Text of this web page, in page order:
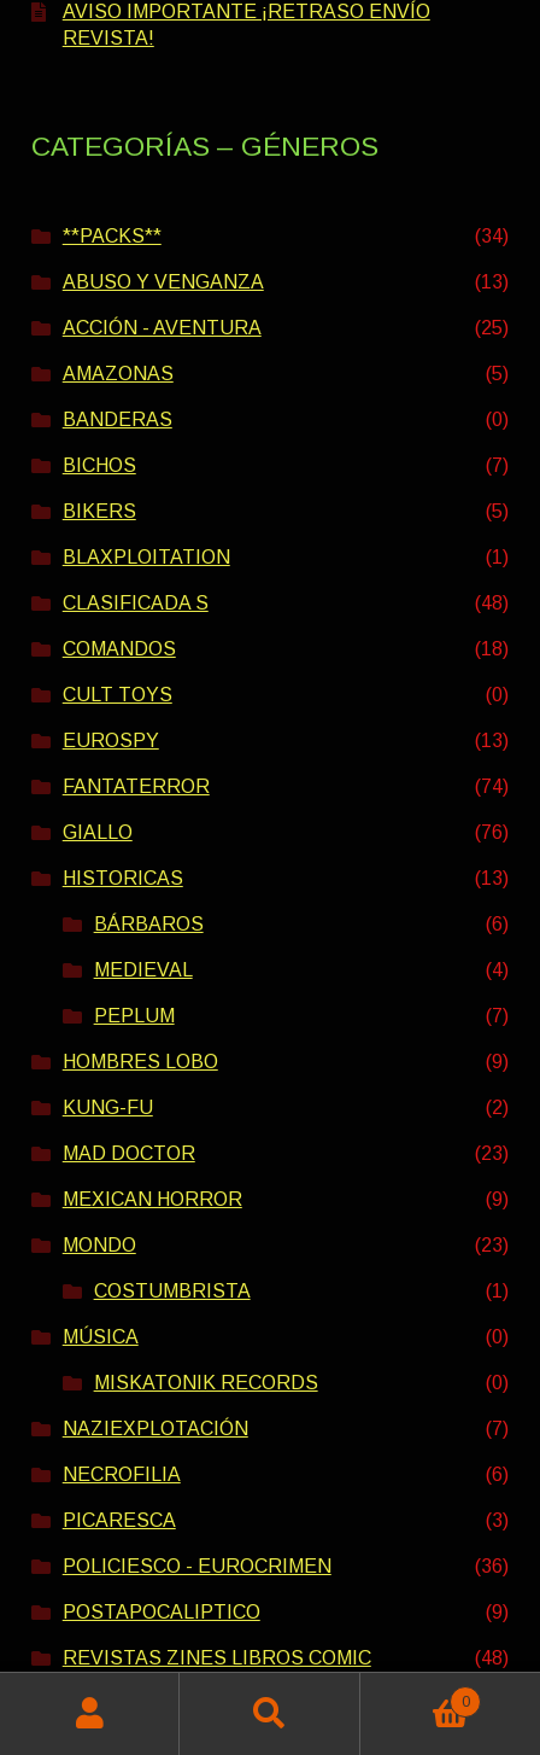
AVISO IMPORTANTE ¡RETRASO ENVÍO
REVISTA!
CATEGORÍAS – GÉNEROS
**PACKS** (34)
ABUSO Y VENGANZA (13)
ACCIÓN - AVENTURA (25)
AMAZONAS (5)
BANDERAS (0)
BICHOS (7)
BIKERS (5)
BLAXPLOITATION (1)
CLASIFICADA S (48)
COMANDOS (18)
CULT TOYS (0)
EUROSPY (13)
FANTATERROR (74)
GIALLO (76)
HISTORICAS (13)
BÁRBAROS (6)
MEDIEVAL (4)
PEPLUM (7)
HOMBRES LOBO (9)
KUNG-FU (2)
MAD DOCTOR (23)
MEXICAN HORROR (9)
MONDO (23)
COSTUMBRISTA (1)
MÚSICA (0)
MISKATONIK RECORDS (0)
NAZIEXPLOTACIÓN (7)
NECROFILIA (6)
PICARESCA (3)
POLICIESCO - EUROCRIMEN (36)
POSTAPOCALIPTICO (9)
REVISTAS ZINES LIBROS COMIC (48)
SCI-FI (15)
Buscar
0